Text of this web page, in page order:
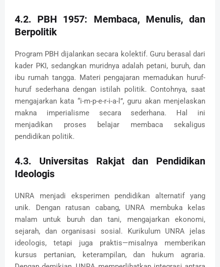
4.2. PBH 1957: Membaca, Menulis, dan
Berpolitik
Program PBH dijalankan secara kolektif. Guru berasal dari
kader PKI, sedangkan muridnya adalah petani, buruh, dan
ibu rumah tangga. Materi pengajaran memadukan huruf-
huruf sederhana dengan istilah politik. Contohnya, saat
mengajarkan kata “i-m-p-e-r-i-a-l”, guru akan menjelaskan
makna imperialisme secara sederhana. Hal ini
menjadikan proses belajar membaca sekaligus
pendidikan politik.
4.3. Universitas Rakjat dan Pendidikan
Ideologis
UNRA menjadi eksperimen pendidikan alternatif yang
unik. Dengan ratusan cabang, UNRA membuka kelas
malam untuk buruh dan tani, mengajarkan ekonomi,
sejarah, dan organisasi sosial. Kurikulum UNRA jelas
ideologis, tetapi juga praktis—misalnya memberikan
kursus pertanian, keterampilan, dan hukum agraria.